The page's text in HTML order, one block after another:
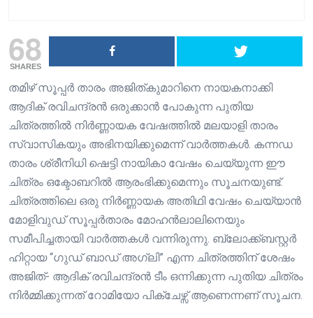
68
SHARES
തമിഴ് സൂപ്പർ താരം അജിത്കുമാറിനെ നായകനാക്കി
ആദിക് രവിചന്ദ്രൻ ഒരുക്കാൻ പോകുന്ന പുതിയ
ചിത്രത്തിൽ നിർണ്ണായക വേഷത്തിൽ മലയാളി താരം
സ്വാസികയും അഭിനയിക്കുമെന്ന് വാർത്തകൾ. കന്നഡ
താരം ശ്രീനിധി ഷെട്ടി നായികാ വേഷം ചെയ്യുന്ന ഈ
ചിത്രം ഒക്ടോബറിൽ ആരംഭിക്കുമെന്നും സൂചനയുണ്ട്.
ചിത്രത്തിലെ ഒരു നിർണ്ണായക അതിഥി വേഷം ചെയ്യാൻ
മോളിവുഡ് സൂപ്പർതാരം മോഹൻലാലിനെയും
സമീപിച്ചതായി വാർത്തകൾ വന്നിരുന്നു. ബ്ലോക്ക്ബസ്റ്റർ
ഹിറ്റായ “ഗുഡ് ബാഡ് അഗ്ലി” എന്ന ചിത്രത്തിന് ശേഷം
അജിത്- ആദിക് രവിചന്ദ്രൻ ടീം ഒന്നിക്കുന്ന പുതിയ ചിത്രം
നിർമ്മിക്കുന്നത് റോമിയോ പിക്ചേഴ്സ് ആണെന്നണ് സൂചന.